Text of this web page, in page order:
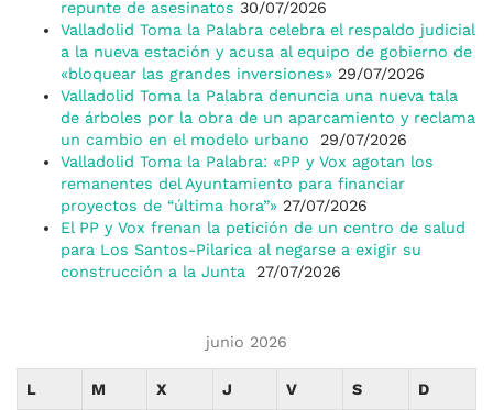
repunte de asesinatos 30/07/2026
Valladolid Toma la Palabra celebra el respaldo judicial
a la nueva estación y acusa al equipo de gobierno de
«bloquear las grandes inversiones» 29/07/2026
Valladolid Toma la Palabra denuncia una nueva tala
de árboles por la obra de un aparcamiento y reclama
un cambio en el modelo urbano
29/07/2026
Valladolid Toma la Palabra: «PP y Vox agotan los
remanentes del Ayuntamiento para financiar
proyectos de “última hora”» 27/07/2026
El PP y Vox frenan la petición de un centro de salud
para Los Santos-Pilarica al negarse a exigir su
construcción a la Junta
27/07/2026
junio 2026
L M X J V S D